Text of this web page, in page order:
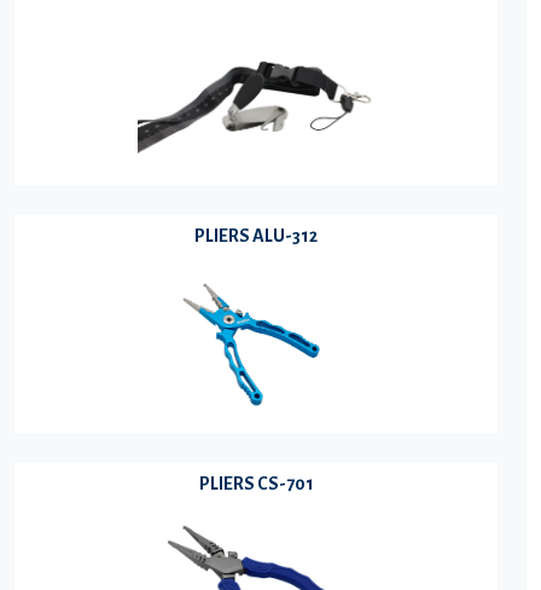
PLIERS ALU-312
PLIERS CS-701